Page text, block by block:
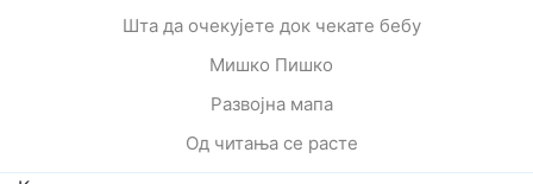
Шта да очекујете док чекате бебу
Мишко Пишко
Развојна мапа
Од читања се расте